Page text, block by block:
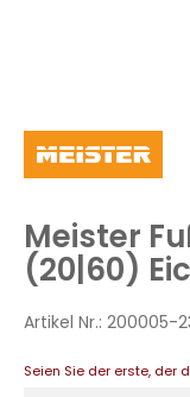
Zum
Anfang
springen
Meister
(20|60)
Artikel Nr.: 200005-
Seien Sie der erste, der